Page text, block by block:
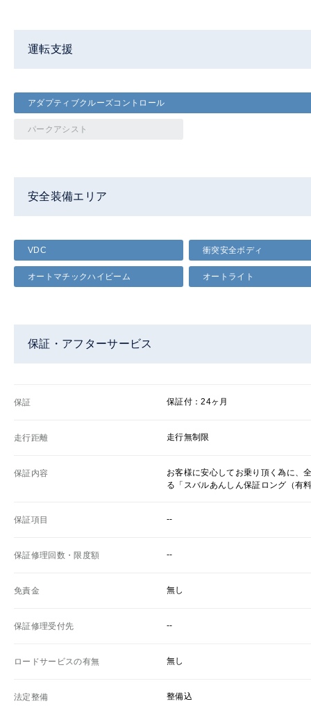
運転支援
アダプティブクルーズコントロール
パークアシスト
安全装備エリア
VDC 衝突安全ボディ
オートマチックハイビーム オートライト
保証・アフターサービス
保証 保証付：24ヶ月
走行距離 走行無制限
保証内容
お客様に安心してお乗り頂く為に、
る「スバルあんしん保証ロング（有
保証項目 --
保証修理回数・限度額 --
免責金 無し
保証修理受付先 --
ロードサービスの有無 無し
法定整備 整備込